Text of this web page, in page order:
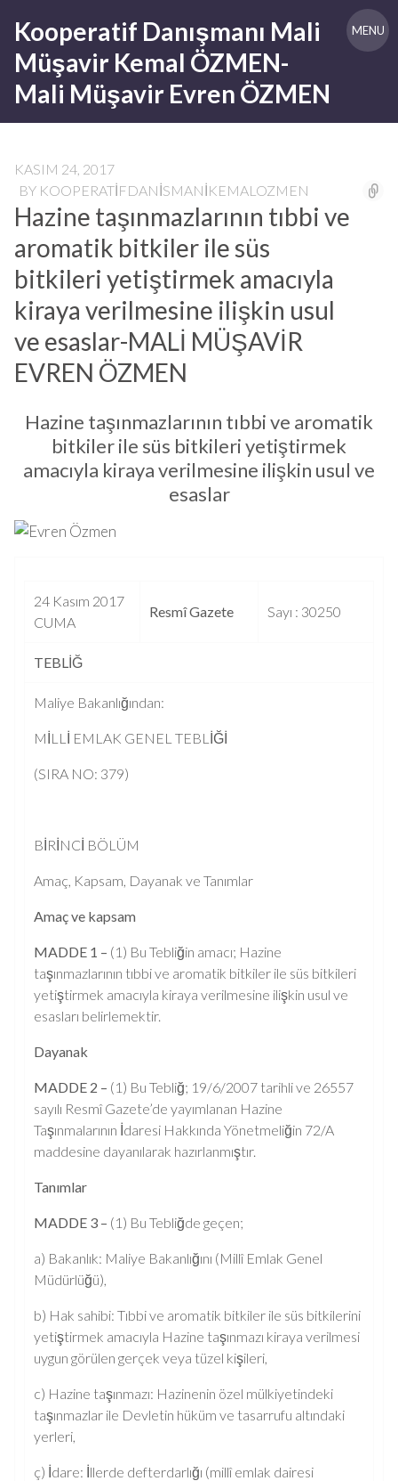
content
Kooperatif Danışmanı Mali
Müşavir Kemal ÖZMEN-
Mali Müşavir Evren ÖZMEN
MENU
KASIM 24, 2017
BY KOOPERATIFDANISMANIKEMALOZMEN
Hazine taşınmazlarının tıbbi ve
aromatik bitkiler ile süs
bitkileri yetiştirmek amacıyla
kiraya verilmesine ilişkin usul
ve esaslar-MALİ MÜŞAVİR
EVREN ÖZMEN
Hazine taşınmazlarının tıbbi ve aromatik
bitkiler ile süs bitkileri yetiştirmek
amacıyla kiraya verilmesine ilişkin usul ve
esaslar
24 Kasım 2017
CUMA
Resmî Gazete Sayı : 30250
TEBLİĞ
Maliye Bakanlığından:
MİLLİ EMLAK GENEL TEBLİĞİ
(SIRA NO: 379)
BİRİNCİ BÖLÜM
Amaç, Kapsam, Dayanak ve Tanımlar
Amaç ve kapsam
MADDE 1 – (1) Bu Tebliğin amacı; Hazine
taşınmazlarının tıbbi ve aromatik bitkiler ile süs bitkileri
yetiştirmek amacıyla kiraya verilmesine ilişkin usul ve
esasları belirlemektir.
Dayanak
MADDE 2 – (1) Bu Tebliğ; 19/6/2007 tarihli ve 26557
sayılı Resmî Gazete’de yayımlanan Hazine
Taşınmalarının İdaresi Hakkında Yönetmeliğin 72/A
maddesine dayanılarak hazırlanmıştır.
Tanımlar
MADDE 3 – (1) Bu Tebliğde geçen;
a) Bakanlık: Maliye Bakanlığını (Millî Emlak Genel
Müdürlüğü),
b) Hak sahibi: Tıbbi ve aromatik bitkiler ile süs bitkilerini
yetiştirmek amacıyla Hazine taşınmazı kiraya verilmesi
uygun görülen gerçek veya tüzel kişileri,
c) Hazine taşınmazı: Hazinenin özel mülkiyetindeki
taşınmazlar ile Devletin hüküm ve tasarrufu altındaki
yerleri,
ç) İdare: İllerde defterdarlığı (millî emlak dairesi